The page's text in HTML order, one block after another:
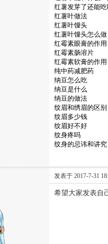
红薯发芽了还能
红薯叶做法
红薯叶馒头
红薯叶馒头怎么做
红霉素眼膏的作用
红霉素肠溶片
红霉素软膏的作用
纯中药减肥药
纳豆怎么吃
纳豆是什么
纳豆的做法
纹眉和绣眉的区别
纹眉多少钱
纹眉好不好
纹身疼吗
纹身的忌讳和讲究
发表于 2017-7-31
希望大家发表自